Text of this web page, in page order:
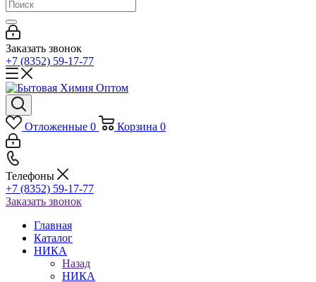
Заказать звонок
+7 (8352) 59-17-77
Отложенные 0 Корзина 0
Телефоны
+7 (8352) 59-17-77
Заказать звонок
Главная
Каталог
НИКА
Назад
НИКА